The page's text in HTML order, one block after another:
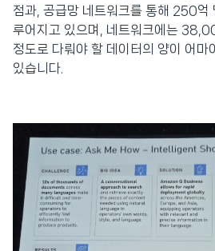
점과, 공급망 네트워크를 통해 250억
루어지고 있으며, 네트워크에는
정도로 다뤄야 할 데이터의 양이 어마
있습니다.